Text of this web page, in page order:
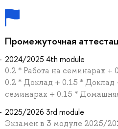
Промежуточная
2024/2025 4th module
0.2 * Работа на семинарах
0.2 * Доклад + 0.15 * Доклад
семинарах + 0.15 *
2025/2026 3rd module
Экзамен в 3 модуле 2025/